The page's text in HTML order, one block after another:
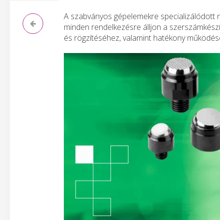
A szabványos gépelemekre
minden rendelkezésre álljon a
és rögzítéséhez, valamint hatékony